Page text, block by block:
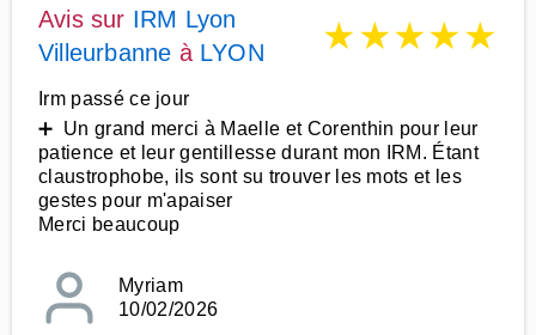
Avis sur IRM Lyon
Villeurbanne à LYON ★★★★★
Irm passé ce jour
➕ Un grand merci à Maelle et Corenthin pour leur
patience et leur gentillesse durant mon IRM. Étant
claustrophobe, ils sont su trouver les mots et les
gestes pour m'apaiser
Merci beaucoup
Myriam
10/02/2026